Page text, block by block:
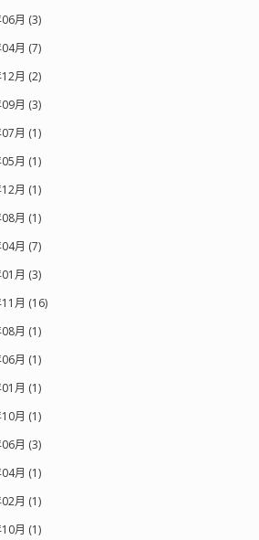
月 (3)
月 (7)
月 (2)
月 (3)
月 (1)
月 (1)
月 (1)
月 (1)
月 (7)
月 (3)
月 (16)
月 (1)
月 (1)
月 (1)
月 (1)
月 (3)
月 (1)
月 (1)
月 (1)